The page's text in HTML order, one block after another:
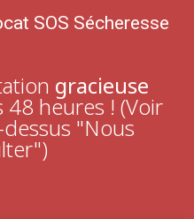
SOS Sécheresse
gracieuse
48 heures ! (Voir
"Nous